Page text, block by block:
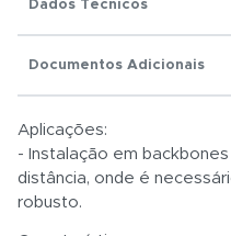
R$ 0,01
Dados Técnicos
Documentos Adicionais
Aplicações:
- Instalação em
distância, onde é
robusto.